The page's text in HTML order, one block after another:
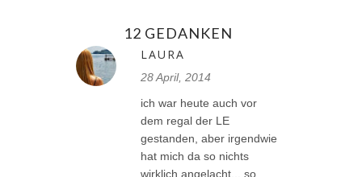
12 GEDANKEN
LAURA
28 April, 2014
ich war heute auch vor
dem regal der LE
gestanden, aber irgendwie
hat mich da so nichts
wirklich angelacht... so